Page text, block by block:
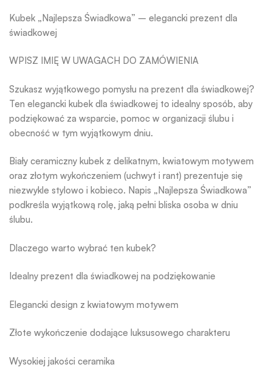
Kubek „Najlepsza Świadkowa” – elegancki prezent dla
świadkowej
WPISZ IMIĘ W UWAGACH DO ZAMÓWIENIA
Szukasz wyjątkowego pomysłu na prezent dla świadkowej?
Ten elegancki kubek dla świadkowej to idealny sposób, aby
podziękować za wsparcie, pomoc w organizacji ślubu i
obecność w tym wyjątkowym dniu.
Biały ceramiczny kubek z delikatnym, kwiatowym motywem
oraz złotym wykończeniem (uchwyt i rant) prezentuje się
niezwykle stylowo i kobieco. Napis „Najlepsza Świadkowa”
podkreśla wyjątkową rolę, jaką pełni bliska osoba w dniu
ślubu.
Dlaczego warto wybrać ten kubek?
Idealny prezent dla świadkowej na podziękowanie
Elegancki design z kwiatowym motywem
Złote wykończenie dodające luksusowego charakteru
Wysokiej jakości ceramika